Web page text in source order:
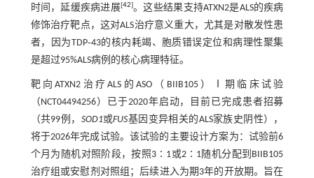
时间，延缓疾病进展[42]。这些结果支持ATXN2是ALS的疾病
修饰治疗靶点，这对ALS治疗意义重大，尤其是对散发性患
者，因为TDP‐43的核内耗竭、胞质错误定位和病理性聚集
是超过95%ALS病例的核心病理特征。
靶向ATXN2治疗ALS的ASO（BIIB105）Ⅰ期临床试验
（NCT04494256）已于2020年启动，目前已完成患者招募
（共99例， SOD1或FUS基因变异相关的ALS家族史阴性），
将于2026年完成试验。该试验的主要设计方案为：试验前6
个月为随机对照阶段，按照3∶1或2∶1随机分配到BIIB105
治疗组或安慰剂对照组；后续进入为期3年的开放期。旨在